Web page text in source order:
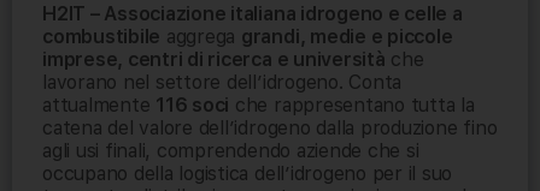
H2IT – Associazione italiana idrogeno e celle a
combustibile aggrega grandi, medie e piccole
imprese, centri di ricerca e università che
lavorano nel settore dell’idrogeno. Conta
attualmente 116 soci che rappresentano tutta la
catena del valore dell’idrogeno dalla produzione fino
agli usi finali, comprendendo aziende che si
occupano della logistica dell’idrogeno per il suo